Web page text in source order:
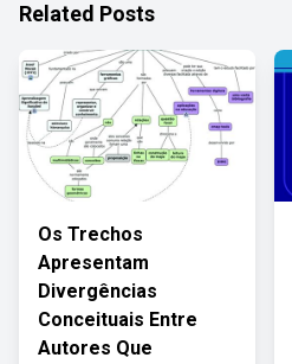
Related Posts
Os Trechos
Apresentam
Divergências
Conceituais Entre
Autores Que